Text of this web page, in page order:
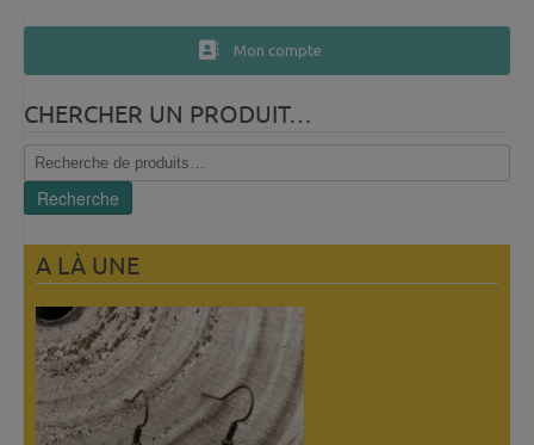
Mon compte
CHERCHER UN PRODUIT…
Recherche
pour :
Recherche
A LÀ UNE